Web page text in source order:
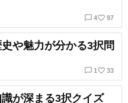
chat_bubble_outline 4favorite_border 97
や魅力が分かる3択問
chat_bubble_outline 1 favorite_border 33
識が深まる3択クイズ